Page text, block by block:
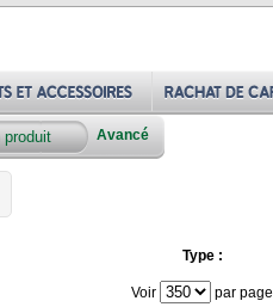
Avancé
Type :
Voir par page